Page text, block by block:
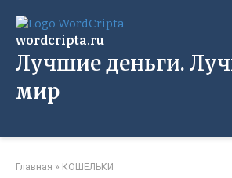
контенту
wordcripta.ru
Лучшие деньги.
мир
Главная » КОШЕЛЬКИ